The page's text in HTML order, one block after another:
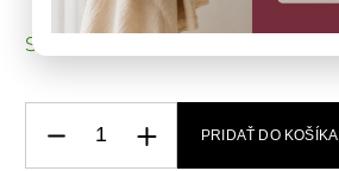
SKLADOM
PRIDAŤ DO KOŠÍKA